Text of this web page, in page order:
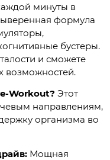
минуты в
формула
бустеры.
и сможете
возможностей.
Workout? Этот
направлениям,
организма во
Мощная